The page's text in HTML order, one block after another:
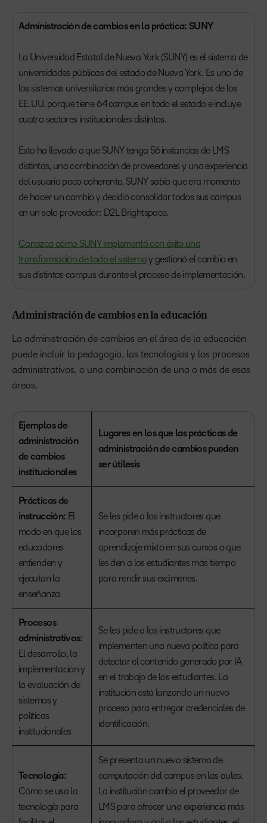
Administración de cambios en la práctica: SUNY
La Universidad Estatal de Nueva York (SUNY) es el sistema de
universidades públicas del estado de Nueva York. Es uno de
los sistemas universitarios más grandes y complejos de los
EE. UU. porque tiene 64 campus en todo el estado e incluye
cuatro sectores institucionales distintos.
Esto ha llevado a que SUNY tenga 56 instancias de LMS
distintas, una combinación de proveedores y una experiencia
del usuario poco coherente. SUNY sabía que era momento
de hacer un cambio y decidió consolidar todos sus campus
en un solo proveedor: D2L Brightspace.
Conozca cómo SUNY implementó con éxito una
transformación de todo el sistemay gestionó el cambio en
sus distintos campus durante el proceso de implementación.
Administración de cambios en la educación
La administración de cambios en el área de la educación
puede incluir la pedagogía, las tecnologías y los procesos
administrativos, o una combinación de una o más de esas
áreas.
Ejemplos de
administración
de cambios
institucionales
Lugares en los que las prácticas de
administración de cambios pueden
ser útilesis
Prácticas de
instrucción: El
modo en que los
educadores
entienden y
ejecutan la
enseñanza
Se les pide a los instructores que
incorporen más prácticas de
aprendizaje mixto en sus cursos o que
les den a los estudiantes más tiempo
para rendir sus exámenes.
Procesos
administrativos:
El desarrollo, la
implementación y
la evaluación de
sistemas y
políticas
institucionales
Se les pide a los instructores que
implementen una nueva política para
detectar el contenido generado por IA
en el trabajo de los estudiantes. La
institución está lanzando un nuevo
proceso para entregar credenciales de
identificación.
Tecnología:
Cómo se usa la
tecnología para
Se presenta un nuevo sistema de
computación del campus en las aulas.
La institución cambia el proveedor de
LMS para ofrecer una experiencia más